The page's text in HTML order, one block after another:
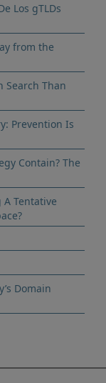
Los gTLDs
from the
Search Than
Prevention Is
Contain? The
A Tentative
Domain